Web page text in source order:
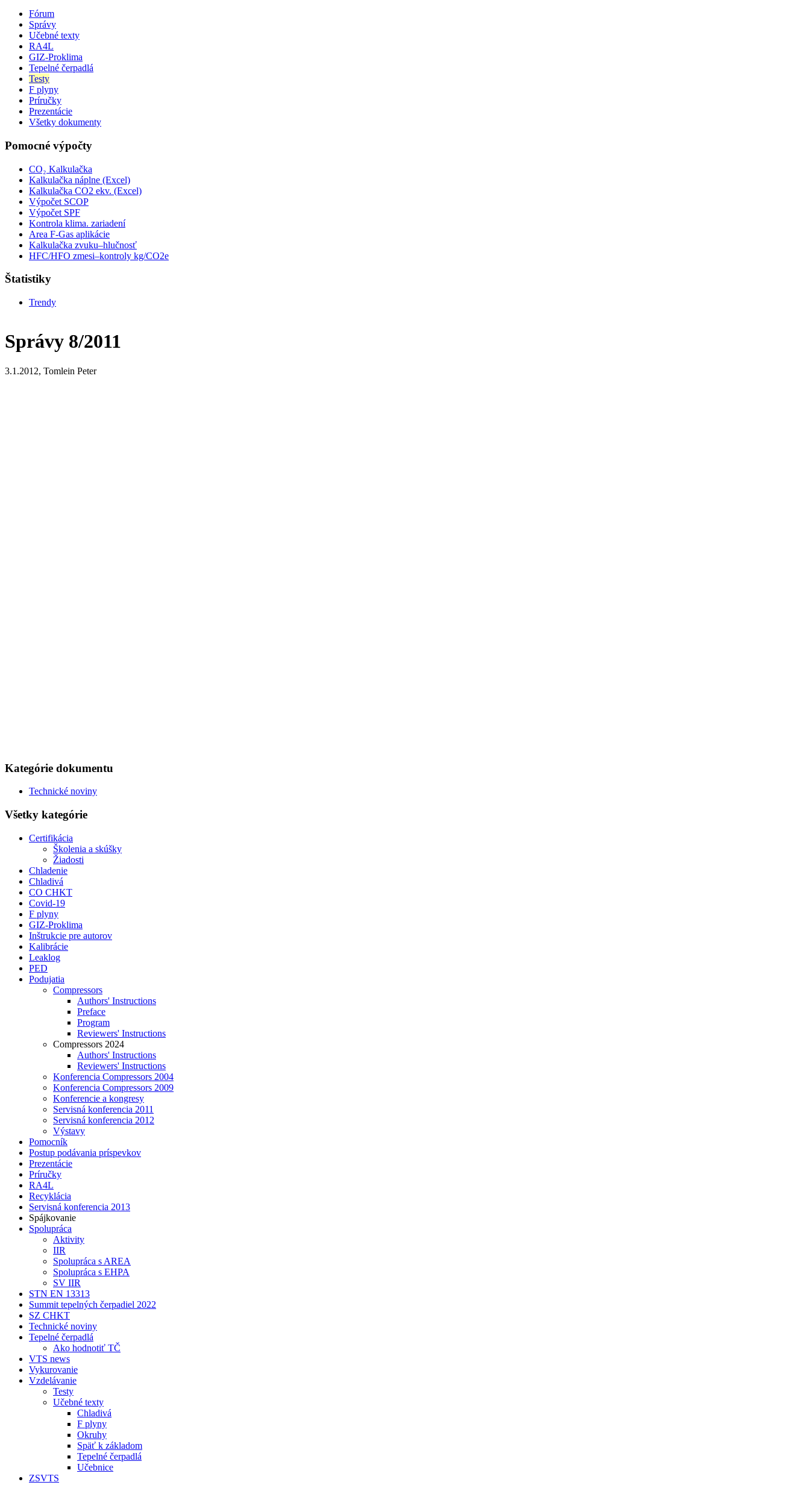
Fórum
Správy
Učebné texty
RA4L
GIZ-Proklima
Tepelné čerpadlá
Testy
F plyny
Príručky
Prezentácie
Všetky dokumenty
Pomocné výpočty
CO₂ Kalkulačka
Kalkulačka náplne (Excel)
Kalkulačka CO2 ekv. (Excel)
Výpočet SCOP
Výpočet SPF
Kontrola klima. zariadení
Area F-Gas aplikácie
Kalkulačka zvuku–hlučnosť
HFC/HFO zmesi–kontroly kg/CO2e
Štatistiky
Trendy
Správy 8/2011
3.1.2012, Tomlein Peter
Kategórie dokumentu
Technické noviny
Všetky kategórie
Certifikácia
Školenia a skúšky
Žiadosti
Chladenie
Chladivá
CO CHKT
Covid-19
F plyny
GIZ-Proklima
Inštrukcie pre autorov
Kalibrácie
Leaklog
PED
Podujatia
Compressors
Authors' Instructions
Preface
Program
Reviewers' Instructions
Compressors 2024
Authors' Instructions
Reviewers' Instructions
Konferencia Compressors 2004
Konferencia Compressors 2009
Konferencie a kongresy
Servisná konferencia 2011
Servisná konferencia 2012
Výstavy
Pomocník
Postup podávania príspevkov
Prezentácie
Príručky
RA4L
Recyklácia
Servisná konferencia 2013
Spájkovanie
Spolupráca
Aktivity
IIR
Spolupráca s AREA
Spolupráca s EHPA
SV IIR
STN EN 13313
Summit tepelných čerpadiel 2022
SZ CHKT
Technické noviny
Tepelné čerpadlá
Ako hodnotiť TČ
VTS news
Vykurovanie
Vzdelávanie
Testy
Učebné texty
Chladivá
F plyny
Okruhy
Späť k základom
Tepelné čerpadlá
Učebnice
ZSVTS